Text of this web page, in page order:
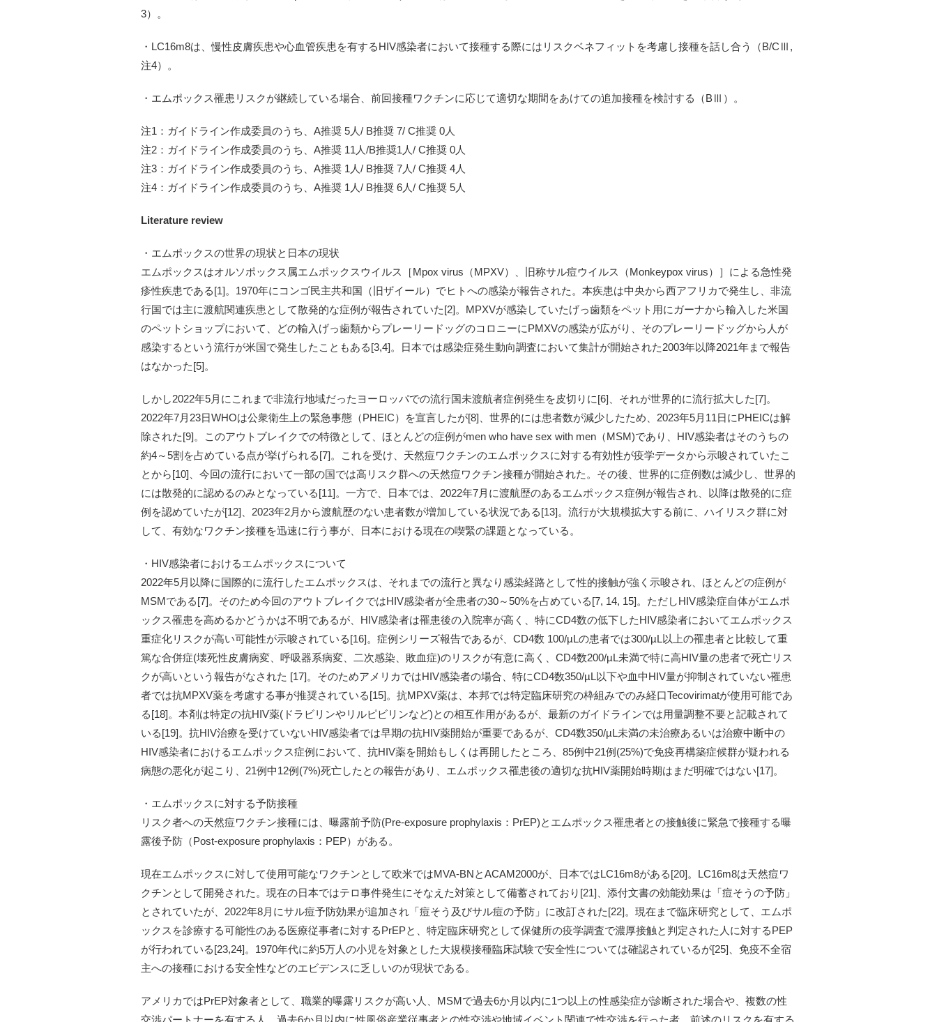
3）。
・LC16m8は、慢性皮膚疾患や心血管疾患を有するHIV感染者において接種する際にはリスクベネフィットを考慮し接種を話し合う（B/CⅢ,
注4）。
・エムポックス罹患リスクが継続している場合、前回接種ワクチンに応じて適切な期間をあけての追加接種を検討する（BⅢ）。
注1：ガイドライン作成委員のうち、A推奨 5人/ B推奨 7/ C推奨 0人
注2：ガイドライン作成委員のうち、A推奨 11人/B推奨1人/ C推奨 0人
注3：ガイドライン作成委員のうち、A推奨 1人/ B推奨 7人/ C推奨 4人
注4：ガイドライン作成委員のうち、A推奨 1人/ B推奨 6人/ C推奨 5人
Literature review
・エムポックスの世界の現状と日本の現状
エムポックスはオルソポックス属エムポックスウイルス［Mpox virus（MPXV）、旧称サル痘ウイルス（Monkeypox virus）］による急性発
疹性疾患である[1]。1970年にコンゴ民主共和国（旧ザイール）でヒトへの感染が報告された。本疾患は中央から西アフリカで発生し、非流
行国では主に渡航関連疾患として散発的な症例が報告されていた[2]。MPXVが感染していたげっ歯類をペット用にガーナから輸入した米国
のペットショップにおいて、どの輸入げっ歯類からプレーリードッグのコロニーにPMXVの感染が広がり、そのプレーリードッグから人が
感染するという流行が米国で発生したこともある[3,4]。日本では感染症発生動向調査において集計が開始された2003年以降2021年まで報告
はなかった[5]。
しかし2022年5月にこれまで非流行地域だったヨーロッパでの流行国未渡航者症例発生を皮切りに[6]、それが世界的に流行拡大した[7]。
2022年7月23日WHOは公衆衛生上の緊急事態（PHEIC）を宣言したが[8]、世界的には患者数が減少したため、2023年5月11日にPHEICは解
除された[9]。このアウトブレイクでの特徴として、ほとんどの症例がmen who have sex with men（MSM)であり、HIV感染者はそのうちの
約4～5割を占めている点が挙げられる[7]。これを受け、天然痘ワクチンのエムポックスに対する有効性が疫学データから示唆されていたこ
とから[10]、今回の流行において一部の国では高リスク群への天然痘ワクチン接種が開始された。その後、世界的に症例数は減少し、世界的
には散発的に認めるのみとなっている[11]。一方で、日本では、2022年7月に渡航歴のあるエムポックス症例が報告され、以降は散発的に症
例を認めていたが[12]、2023年2月から渡航歴のない患者数が増加している状況である[13]。流行が大規模拡大する前に、ハイリスク群に対
して、有効なワクチン接種を迅速に行う事が、日本における現在の喫緊の課題となっている。
・HIV感染者におけるエムポックスについて
2022年5月以降に国際的に流行したエムポックスは、それまでの流行と異なり感染経路として性的接触が強く示唆され、ほとんどの症例が
MSMである[7]。そのため今回のアウトブレイクではHIV感染者が全患者の30～50%を占めている[7, 14, 15]。ただしHIV感染症自体がエムポ
ックス罹患を高めるかどうかは不明であるが、HIV感染者は罹患後の入院率が高く、特にCD4数の低下したHIV感染者においてエムポックス
重症化リスクが高い可能性が示唆されている[16]。症例シリーズ報告であるが、CD4数 100/µLの患者では300/µL以上の罹患者と比較して重
篤な合併症(壊死性皮膚病変、呼吸器系病変、二次感染、敗血症)のリスクが有意に高く、CD4数200/µL未満で特に高HIV量の患者で死亡リス
クが高いという報告がなされた [17]。そのためアメリカではHIV感染者の場合、特にCD4数350/µL以下や血中HIV量が抑制されていない罹患
者では抗MPXV薬を考慮する事が推奨されている[15]。抗MPXV薬は、本邦では特定臨床研究の枠組みでのみ経口Tecovirimatが使用可能であ
る[18]。本剤は特定の抗HIV薬(ドラビリンやリルピビリンなど)との相互作用があるが、最新のガイドラインでは用量調整不要と記載されて
いる[19]。抗HIV治療を受けていないHIV感染者では早期の抗HIV薬開始が重要であるが、CD4数350/µL未満の未治療あるいは治療中断中の
HIV感染者におけるエムポックス症例において、抗HIV薬を開始もしくは再開したところ、85例中21例(25%)で免疫再構築症候群が疑われる
病態の悪化が起こり、21例中12例(7%)死亡したとの報告があり、エムポックス罹患後の適切な抗HIV薬開始時期はまだ明確ではない[17]。
・エムポックスに対する予防接種
リスク者への天然痘ワクチン接種には、曝露前予防(Pre-exposure prophylaxis：PrEP)とエムポックス罹患者との接触後に緊急で接種する曝
露後予防（Post-exposure prophylaxis：PEP）がある。
現在エムポックスに対して使用可能なワクチンとして欧米ではMVA-BNとACAM2000が、日本ではLC16m8がある[20]。LC16m8は天然痘ワ
クチンとして開発された。現在の日本ではテロ事件発生にそなえた対策として備蓄されており[21]、添付文書の効能効果は「痘そうの予防」
とされていたが、2022年8月にサル痘予防効果が追加され「痘そう及びサル痘の予防」に改訂された[22]。現在まで臨床研究として、エムポ
ックスを診療する可能性のある医療従事者に対するPrEPと、特定臨床研究として保健所の疫学調査で濃厚接触と判定された人に対するPEP
が行われている[23,24]。1970年代に約5万人の小児を対象とした大規模接種臨床試験で安全性については確認されているが[25]、免疫不全宿
主への接種における安全性などのエビデンスに乏しいのが現状である。
アメリカではPrEP対象者として、職業的曝露リスクが高い人、MSMで過去6か月以内に1つ以上の性感染症が診断された場合や、複数の性
交渉パートナーを有する人、過去6か月以内に性風俗産業従事者との性交渉や地域イベント関連で性交渉を行った者、前述のリスクを有する